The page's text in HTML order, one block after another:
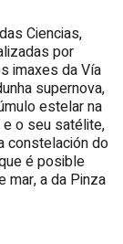
Ciencias,
por
imaxes da Vía
supernova,
estelar na
o seu satélite,
constelación do
é posible
mar, a da Pinza